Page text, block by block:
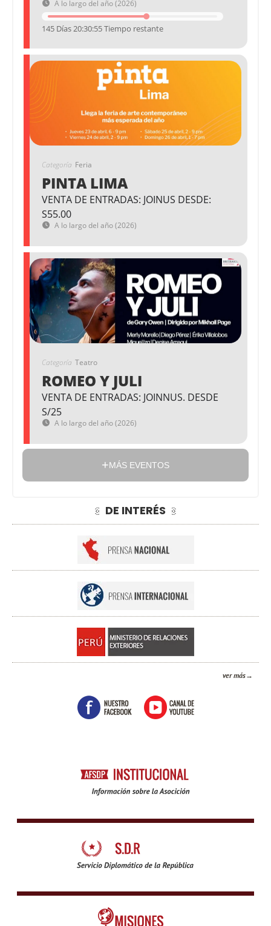
A lo largo del año (2026)
145 Días 20:30:54 Tiempo restante
Categoría Feria
PINTA LIMA
VENTA DE ENTRADAS: JOINUS DESDE:
S55.00
A lo largo del año (2026)
Categoría Teatro
ROMEO Y JULI
VENTA DE ENTRADAS: JOINNUS. DESDE
S/25
A lo largo del año (2026)
MÁS EVENTOS
DE INTERÉS
ver más